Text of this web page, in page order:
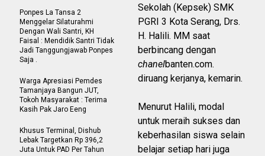
Sekolah (Kepsek) SMK
PGRI 3 Kota Serang, Drs.
H. Halili. MM saat
berbincang dengan
chanelbanten.com.
diruang kerjanya, kemarin.
Menurut Halili, modal
untuk meraih sukses dan
keberhasilan siswa selain
belajar setiap hari juga
Ponpes La Tansa 2
Menggelar Silaturahmi
Dengan Wali Santri, KH
Faisal : Mendidik Santri Tidak
Jadi Tanggungjawab Ponpes
Saja .
Warga Apresiasi Pemdes
Tamanjaya Bangun JUT,
Tokoh Masyarakat : Terima
Kasih Pak Jaro Eeng
Khusus Terminal, Dishub
Lebak Targetkan Rp 396,2
Juta Untuk PAD Per Tahun